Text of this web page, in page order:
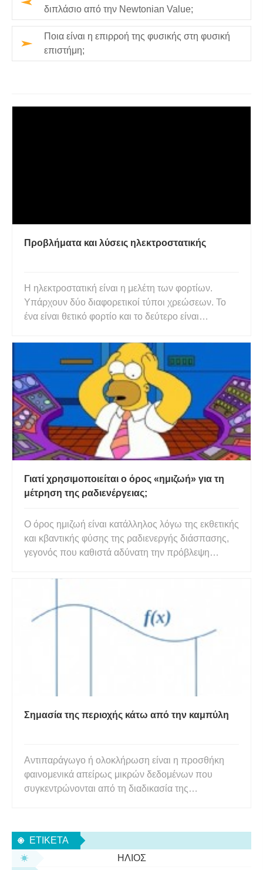
διπλάσιο από την Newtonian Value;
Ποια είναι η επιρροή της φυσικής στη φυσική
επιστήμη;
Προβλήματα και λύσεις ηλεκτροστατικής
Η ηλεκτροστατική είναι η μελέτη των φορτίων.
Υπάρχουν δύο διαφορετικοί τύποι χρεώσεων. Το
ένα είναι θετικό φορτίο και το δεύτερο είναι
ηλεκτρικά φορτία, τα ηλεκτρικά πεδία, τις
ηλεκτροστατικές δυνάμεις κ.λπ. Η ηλεκτροστατική
είναι το μέρος της φυσική
Γιατί χρησιμοποιείται ο όρος «ημιζωή» για τη
μέτρηση της ραδιενέργειας;
Ο όρος ημιζωή είναι κατάλληλος λόγω της εκθετικής
και κβαντικής φύσης της ραδιενεργής διάσπασης,
γεγονός που καθιστά αδύνατη την πρόβλεψη
άτομο ραδιενεργού υλικού. Αντίθετα, η μέτρηση του
αντιπροσωπεύοντας τ
Σημασία της περιοχής κάτω από την καμπύλη
Αντιπαράγωγο ή ολοκλήρωση είναι η προσθήκη
φαινομενικά απείρως μικρών δεδομένων που
συγκεντρώνονται από τη διαδικασία της
των μαθηματικών εδώ και πολύ καιρό. Ωστόσο,
κατά την εποχή του Νεύτωνα έγινε αντιληπτό ότι τ
ΕΤΙΚΈΤΑ
ΉΛΙΟΣ